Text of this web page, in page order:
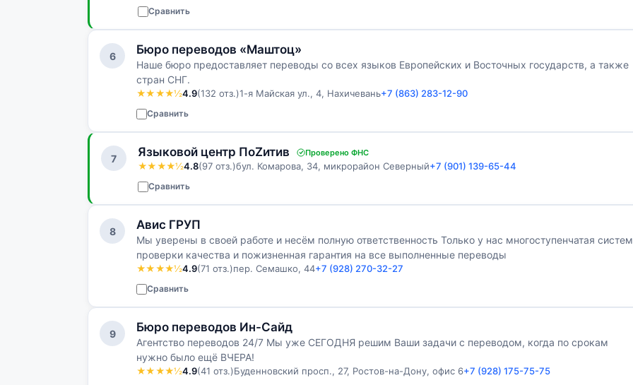
Сравнить
6 Бюро переводов «Маштоц»
Наше бюро предоставляет переводы со всех языков Европейских и Восточных государств, а также
стран СНГ.
★★★★½4.9(132 отз.)1-я Майская ул., 4, Нахичевань+7 (863) 283-12-90
Сравнить
7 Языковой центр ПоZитив Проверено ФНС
★★★★½4.8(97 отз.)бул. Комарова, 34, микрорайон Северный+7 (901) 139-65-44
Сравнить
8 Авис ГРУП
Мы уверены в своей работе и несём полную ответственность Только у нас многоступенчатая
проверки качества и пожизненная гарантия на все выполненные переводы
★★★★½4.9(71 отз.)пер. Семашко, 44+7 (928) 270-32-27
Сравнить
9 Бюро переводов Ин-Сайд
Агентство переводов 24/7 Мы уже СЕГОДНЯ решим Ваши задачи с переводом, когда по срокам
нужно было ещё ВЧЕРА!
★★★★½4.9(41 отз.)Буденновский просп., 27, Ростов-на-Дону, офис 6+7 (928) 175-75-75